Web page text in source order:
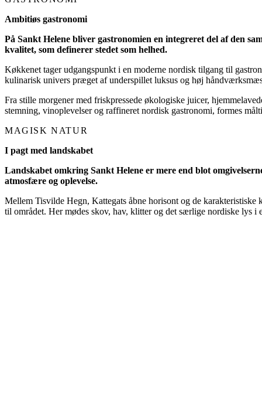
Ambitiøs gastronomi
På Sankt Helene bliver gastronomien en integreret del af den
kvalitet, som definerer stedet som helhed.
Køkkenet tager udgangspunkt i en moderne nordisk tilgang til
kulinarisk univers præget af underspillet luksus og høj
Fra stille morgener med friskpressede økologiske juicer,
stemning, vinoplevelser og raffineret nordisk gastronomi, formes
MAGISK NATUR
I pagt med landskabet
Landskabet omkring Sankt Helene er mere end blot
atmosfære og oplevelse.
Mellem Tisvilde Hegn, Kattegats åbne horisont og de
til området. Her mødes skov, hav, klitter og det særlige nordiske lys